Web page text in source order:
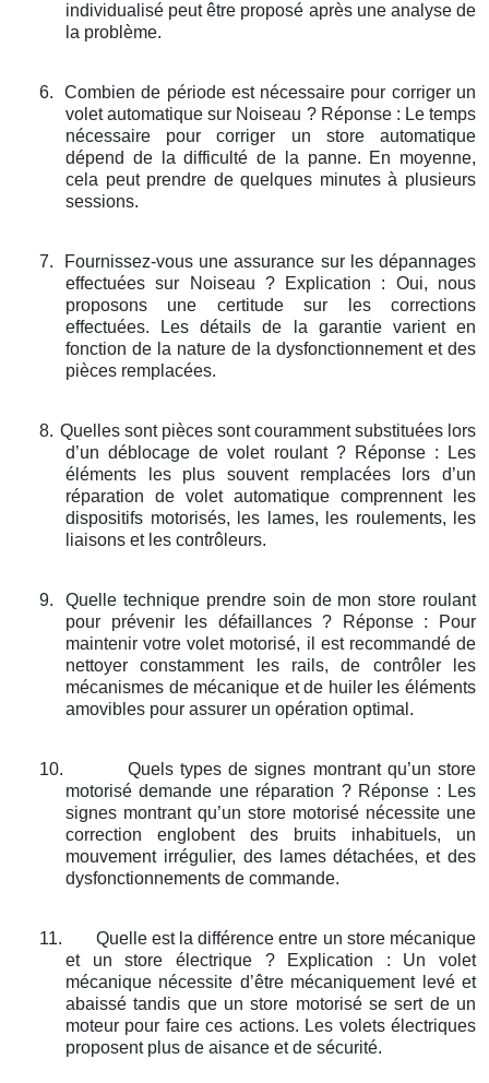
individualisé peut être proposé après une analyse de
la problème.
6.
Combien de période est nécessaire pour corriger un
volet automatique sur Noiseau ? Réponse : Le temps
nécessaire pour corriger un store automatique
dépend de la difficulté de la panne. En moyenne,
cela peut prendre de quelques minutes à plusieurs
sessions.
7.
Fournissez-vous une assurance sur les dépannages
effectuées sur Noiseau ? Explication : Oui, nous
proposons une certitude sur les corrections
effectuées. Les détails de la garantie varient en
fonction de la nature de la dysfonctionnement et des
pièces remplacées.
8. Quelles sont pièces sont couramment substituées lors
d’un déblocage de volet roulant ? Réponse : Les
éléments les plus souvent remplacées lors d’un
réparation de volet automatique comprennent les
dispositifs motorisés, les lames, les roulements, les
liaisons et les contrôleurs.
9.
Quelle technique prendre soin de mon store roulant
pour prévenir les défaillances ? Réponse : Pour
maintenir votre volet motorisé, il est recommandé de
nettoyer constamment les rails, de contrôler les
mécanismes de mécanique et de huiler les éléments
amovibles pour assurer un opération optimal.
10.
Quels types de signes montrant qu’un store
motorisé demande une réparation ? Réponse : Les
signes montrant qu’un store motorisé nécessite une
correction englobent des bruits inhabituels, un
mouvement irrégulier, des lames détachées, et des
dysfonctionnements de commande.
11.
Quelle est la différence entre un store mécanique
et un store électrique ? Explication : Un volet
mécanique nécessite d’être mécaniquement levé et
abaissé tandis que un store motorisé se sert de un
moteur pour faire ces actions. Les volets électriques
proposent plus de aisance et de sécurité.